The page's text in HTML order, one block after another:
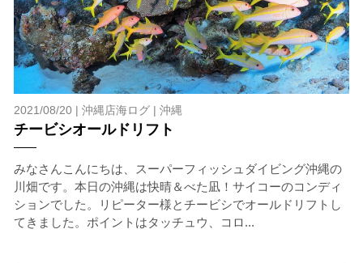
2021/08/20 | 沖縄店海ログ| 沖縄
チービシオールドリフト
みなさんこんにちは、スーパーフィッシュダイビング沖縄の
川畑です。本日の沖縄は快晴＆べた凪！サイコーのコンディ
ションでした。リピーター様とチービシでオールドリフトし
てきました。ポイントはタッチュウ、コロ...